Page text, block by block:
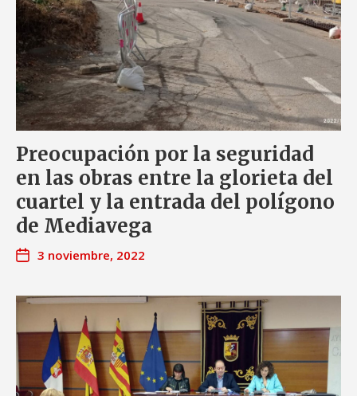
Preocupación por la seguridad
en las obras entre la glorieta del
cuartel y la entrada del polígono
de Mediavega
3 noviembre, 2022